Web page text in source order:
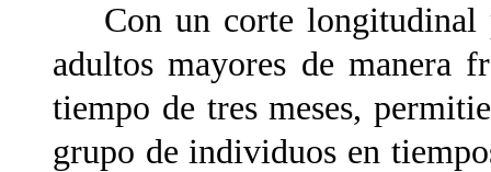
Con un corte longitudinal
adultos mayores de manera
tiempo de tres meses,
grupo de individuos en